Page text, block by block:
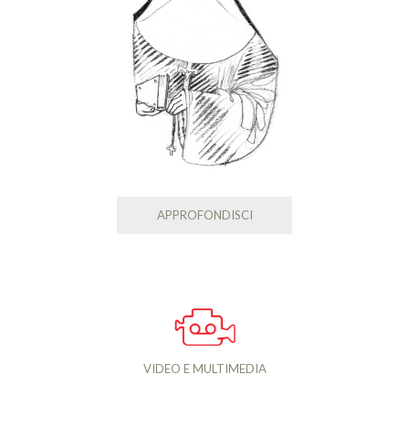
APPROFONDISCI
VIDEO E MULTIMEDIA